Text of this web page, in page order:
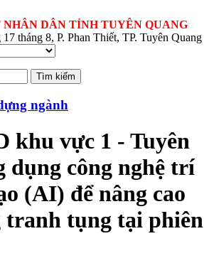
DÂN TỈNH TUYÊN QUANG
tháng 8, P. Phan Thiết, TP. Tuyên Quang
ngành
khu vực 1 - Tuyên
dụng công nghệ trí
(AI) để nâng cao
tranh tụng tại phiên